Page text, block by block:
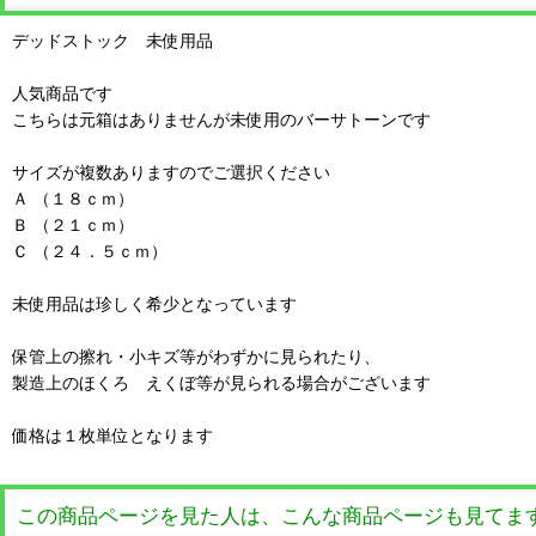
デッドストック 未使用品
人気商品です
こちらは元箱はありませんが未使用のバーサトーンです
サイズが複数ありますのでご選択ください
Ａ （１８ｃｍ）
Ｂ （２１ｃｍ）
Ｃ （２４．５ｃｍ）
未使用品は珍しく希少となっています
保管上の擦れ・小キズ等がわずかに見られたり、
製造上のほくろ えくぼ等が見られる場合がございます
価格は１枚単位となります
この商品ページを見た人は、こんな商品ページも見てま